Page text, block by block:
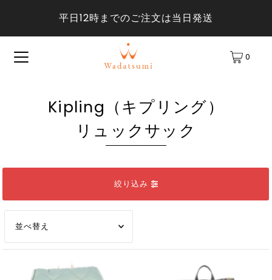
平日12時までのご注文は当日発送
0
Kipling（キプリング）
リュックサック
絞り込み
オススメ
関連性が最も高い